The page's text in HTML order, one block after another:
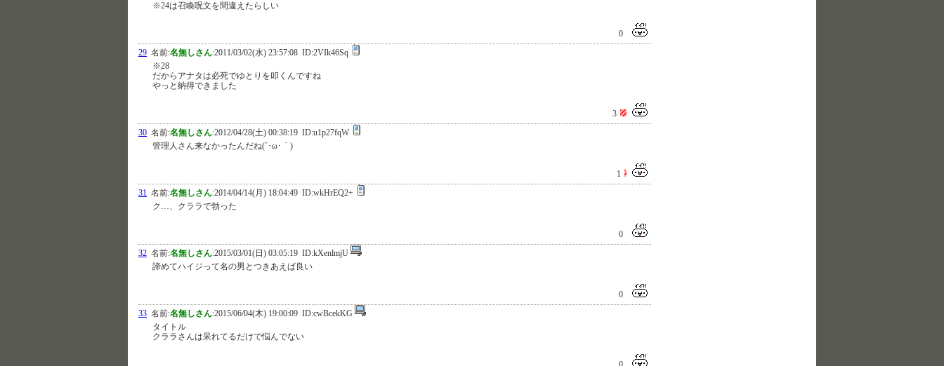
※24は召喚呪文を間違えたらしい
0
29 名前:名無しさん:2011/03/02(水) 23:57:08 ID:2VIk46Sq
※28
だからアナタは必死でゆとりを叩くんですね
やっと納得できました
3
30 名前:名無しさん:2012/04/28(土) 00:38:19 ID:u1p27fqW
管理人さん来なかったんだね(´･ω･｀)
1
31 名前:名無しさん:2014/04/14(月) 18:04:49 ID:wkHrEQ2+
ク…、クララで勃った
0
32 名前:名無しさん:2015/03/01(日) 03:05:19 ID:kXenlmjU
諦めてハイジって名の男とつきあえば良い
0
33 名前:名無しさん:2015/06/04(木) 19:00:09 ID:cwBcekKG
タイトル
クララさんは呆れてるだけで悩んでない